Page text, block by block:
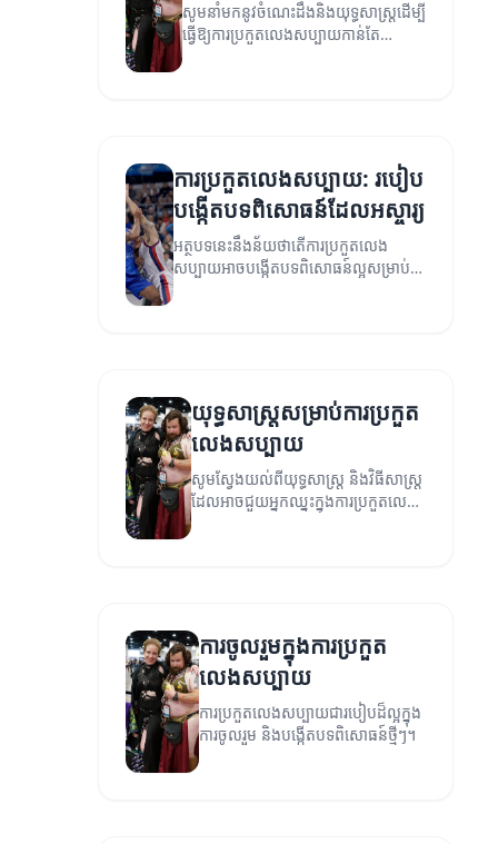
សូមនាំមកនូវចំណេះដឹងនិងយុទ្ធសាស្ត្រដើម្បី
ធ្វើឱ្យការប្រកួតលេងសប្បាយកាន់តែ
ទាក់ទាញ និងមានប្រសិទ្ធិភាព។
ការប្រកួតលេងសប្បាយ: របៀប
បង្កើតបទពិសោធន៍ដែលអស្ចារ្យ
អត្ថបទនេះនឹងន័យថាតើការប្រកួតលេង
សប្បាយអាចបង្កើតបទពិសោធន៍ល្អសម្រាប់
អ្នកលេង និងមានអត្ថប្រយោជន៍តាមរយៈការ
យុទ្ធសាស្ត្រសម្រាប់ការប្រកួត
លេងសប្បាយ
សូមស្វែងយល់ពីយុទ្ធសាស្ត្រ និងវិធីសាស្ត្រ
ដែលអាចជួយអ្នកឈ្នះក្នុងការប្រកួតលេង
សប្បាយ។
ការចូលរួមក្នុងការប្រកួត
លេងសប្បាយ
ការប្រកួតលេងសប្បាយជារបៀបដ៏ល្អក្នុង
ការចូលរួម និងបង្កើតបទពិសោធន៍ថ្មីៗ។